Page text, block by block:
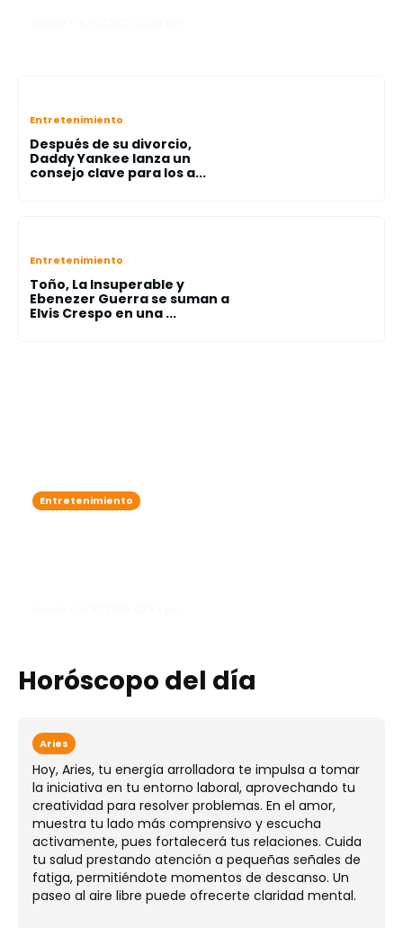
Entretenimiento
Después de su divorcio,
Daddy Yankee lanza un
consejo clave para los a...
Entretenimiento
Toño, La Insuperable y
Ebenezer Guerra se suman a
Elvis Crespo en una ...
Entretenimiento
Horóscopo del día
Aries
Hoy, Aries, tu energía arrolladora te impulsa a tomar
la iniciativa en tu entorno laboral, aprovechando tu
creatividad para resolver problemas. En el amor,
muestra tu lado más comprensivo y escucha
activamente, pues fortalecerá tus relaciones. Cuida
tu salud prestando atención a pequeñas señales de
fatiga, permitiéndote momentos de descanso. Un
paseo al aire libre puede ofrecerte claridad mental.